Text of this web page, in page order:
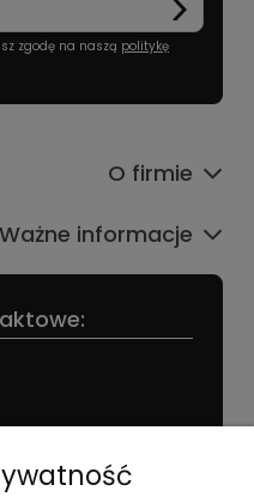
zgodę na naszą politykę
O firmie
Ważne informacje